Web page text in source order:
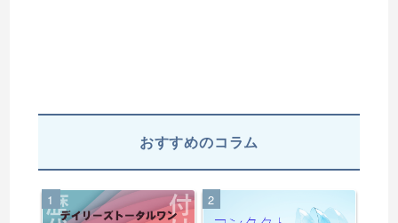
おすすめのコラム
1 2